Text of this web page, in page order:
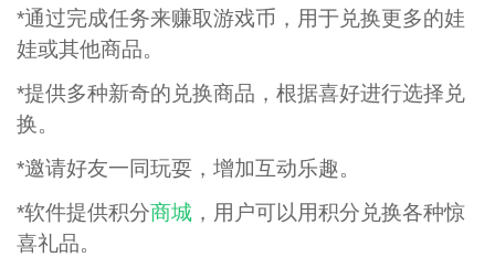
*通过完成任务来赚取游戏币，用于兑换更多的娃
娃或其他商品。
*提供多种新奇的兑换商品，根据喜好进行选择兑
换。
*邀请好友一同玩耍，增加互动乐趣。
*软件提供积分商城，用户可以用积分兑换各种惊
喜礼品。